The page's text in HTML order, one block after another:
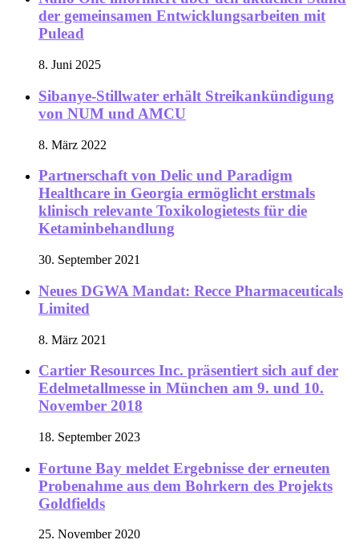
der gemeinsamen Entwicklungsarbeiten mit
Pulead
8. Juni 2025
Sibanye-Stillwater erhält Streikankündigung
von NUM und AMCU
8. März 2022
Partnerschaft von Delic und Paradigm
Healthcare in Georgia ermöglicht erstmals
klinisch relevante Toxikologietests für die
Ketaminbehandlung
30. September 2021
Neues DGWA Mandat: Recce Pharmaceuticals
Limited
8. März 2021
Cartier Resources Inc. präsentiert sich auf der
Edelmetallmesse in München am 9. und 10.
November 2018
18. September 2023
Fortune Bay meldet Ergebnisse der erneuten
Probenahme aus dem Bohrkern des Projekts
Goldfields
25. November 2020